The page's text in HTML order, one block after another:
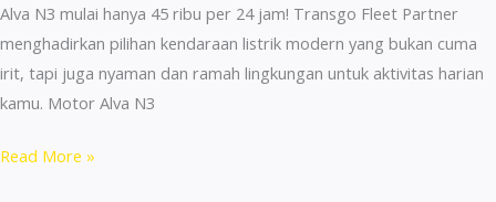
Alva N3 mulai hanya 45 ribu per 24 jam! Transgo Fleet Partner
menghadirkan pilihan kendaraan listrik modern yang bukan cuma
irit, tapi juga nyaman dan ramah lingkungan untuk aktivitas harian
kamu. Motor Alva N3
Sewa
Read More »